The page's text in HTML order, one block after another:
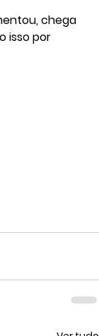
chega
isso por